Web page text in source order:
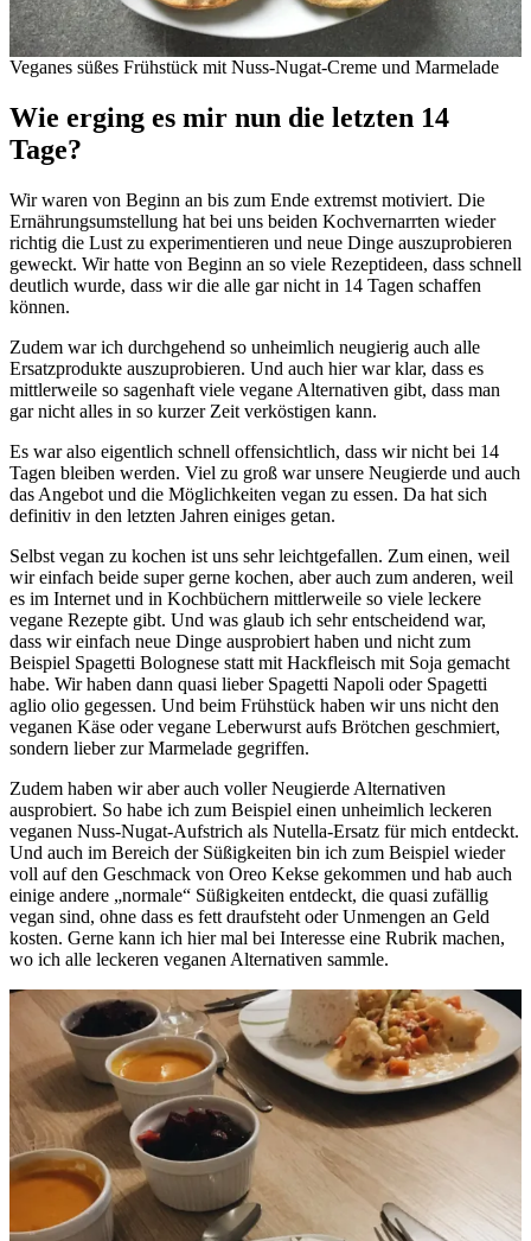
Veganes süßes Frühstück mit Nuss-Nugat-Creme und Marmelade
Wie erging es mir nun die letzten 14
Tage?
Wir waren von Beginn an bis zum Ende extremst motiviert. Die
Ernährungsumstellung hat bei uns beiden Kochvernarrten wieder
richtig die Lust zu experimentieren und neue Dinge auszuprobieren
geweckt. Wir hatte von Beginn an so viele Rezeptideen, dass schnell
deutlich wurde, dass wir die alle gar nicht in 14 Tagen schaffen
können.
Zudem war ich durchgehend so unheimlich neugierig auch alle
Ersatzprodukte auszuprobieren. Und auch hier war klar, dass es
mittlerweile so sagenhaft viele vegane Alternativen gibt, dass man
gar nicht alles in so kurzer Zeit verköstigen kann.
Es war also eigentlich schnell offensichtlich, dass wir nicht bei 14
Tagen bleiben werden. Viel zu groß war unsere Neugierde und auch
das Angebot und die Möglichkeiten vegan zu essen. Da hat sich
definitiv in den letzten Jahren einiges getan.
Selbst vegan zu kochen ist uns sehr leichtgefallen. Zum einen, weil
wir einfach beide super gerne kochen, aber auch zum anderen, weil
es im Internet und in Kochbüchern mittlerweile so viele leckere
vegane Rezepte gibt. Und was glaub ich sehr entscheidend war,
dass wir einfach neue Dinge ausprobiert haben und nicht zum
Beispiel Spagetti Bolognese statt mit Hackfleisch mit Soja gemacht
habe. Wir haben dann quasi lieber Spagetti Napoli oder Spagetti
aglio olio gegessen. Und beim Frühstück haben wir uns nicht den
veganen Käse oder vegane Leberwurst aufs Brötchen geschmiert,
sondern lieber zur Marmelade gegriffen.
Zudem haben wir aber auch voller Neugierde Alternativen
ausprobiert. So habe ich zum Beispiel einen unheimlich leckeren
veganen Nuss-Nugat-Aufstrich als Nutella-Ersatz für mich entdeckt.
Und auch im Bereich der Süßigkeiten bin ich zum Beispiel wieder
voll auf den Geschmack von Oreo Kekse gekommen und hab auch
einige andere „normale“ Süßigkeiten entdeckt, die quasi zufällig
vegan sind, ohne dass es fett draufsteht oder Unmengen an Geld
kosten. Gerne kann ich hier mal bei Interesse eine Rubrik machen,
wo ich alle leckeren veganen Alternativen sammle.